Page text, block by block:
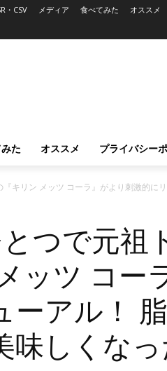
・CSV メディア 食べてみた オススメ
た オススメ プライバシー
キリン メッツ コーラ』がより刺激的に
つで元祖
ッツ コー
ーアル！
味しくなっ